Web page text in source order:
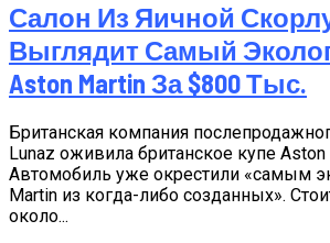
Салон Из Яичной
Выглядит Самый
Aston Martin За $800 Тыс.
Британская компания
Lunaz оживила британское купе Aston
Автомобиль уже окрестили «самым
Martin из когда-либо созданных».
около...